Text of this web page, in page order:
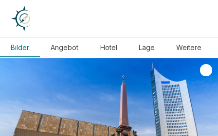
Bilder Angebot Hotel Lage Weitere